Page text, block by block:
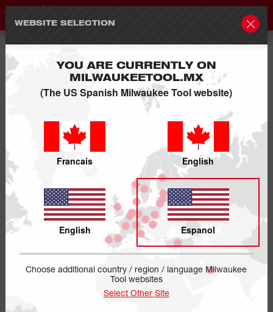
WEBSITE SELECTION
YOU ARE CURRENTLY ON
MILWAUKEETOOL.MX
(The US Spanish Milwaukee Tool website)
Francais English
English Espanol
Choose additional country / region / language Milwaukee
Tool websites
Select Other Site